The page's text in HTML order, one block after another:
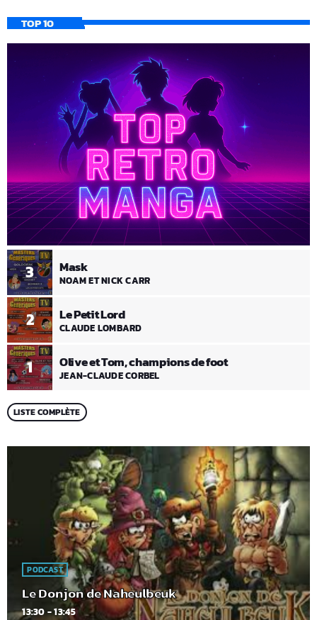
TOP 10
1 Olive et Tom, champions de foot
JEAN-CLAUDE CORBEL
2 Le Petit Lord
CLAUDE LOMBARD
3 Mask
NOAM ET NICK CARR
LISTE COMPLÈTE
PODCAST
Le Donjon de Naheulbeuk
13:30 - 13:45